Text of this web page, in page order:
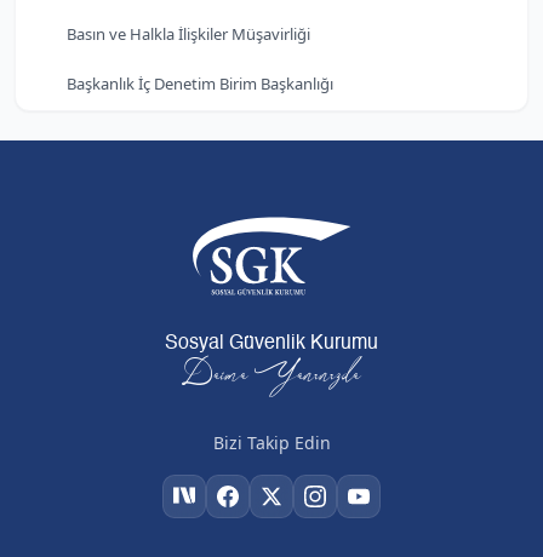
Basın ve Halkla İlişkiler Müşavirliği
Başkanlık İç Denetim Birim Başkanlığı
Sosyal Güvenlik Kurumu
Daima Yanınızda
Bizi Takip Edin